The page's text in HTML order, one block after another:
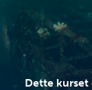
Dette